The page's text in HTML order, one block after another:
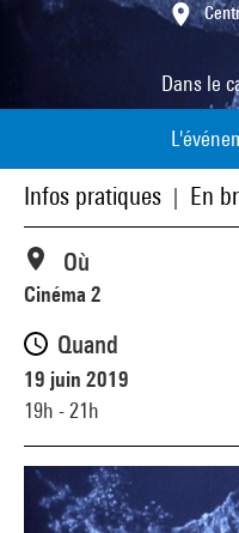
Dans le
Infos pratiques En
Où
Cinéma 2
Quand
19 juin 2019
19h - 21h